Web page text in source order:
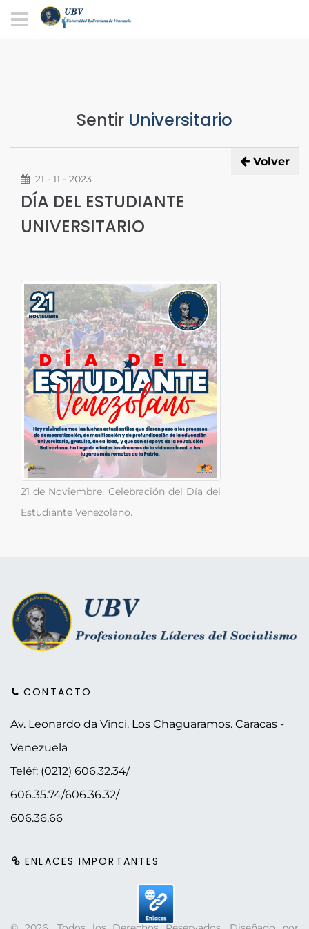
Sentir Universitario
Volver
21 - 11 - 2023
DÍA DEL ESTUDIANTE
UNIVERSITARIO
21 de Noviembre. Celebración del Día del
Estudiante Venezolano.
CONTACTO
Av. Leonardo da Vinci. Los Chaguaramos. Caracas -
Venezuela
Teléf: (0212) 606.32.34/
606.35.74/606.36.32/
606.36.66
ENLACES IMPORTANTES